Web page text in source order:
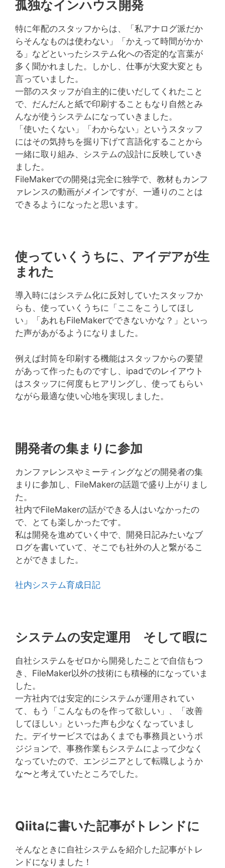
孤独なインハウス開発
特に年配のスタッフからは、「私アナログ派だか
らそんなものは使わない」「かえって時間がかか
る」などといったシステム化への否定的な言葉が
多く聞かれました。しかし、仕事が大変大変とも
言っていました。
一部のスタッフが自主的に使いだしてくれたこと
で、だんだんと紙で印刷することもなり自然とみ
んなが使うシステムになっていきました。
「使いたくない」「わからない」というスタッフ
にはその気持ちを掘り下げて言語化することから
一緒に取り組み、システムの設計に反映していき
ました。
FileMakerでの開発は完全に独学で、教材もカンフ
ァレンスの動画がメインですが、一通りのことは
できるようになったと思います。
使っていくうちに、アイデアが生
まれた
導入時にはシステム化に反対していたスタッフか
らも、使っていくうちに「ここをこうしてほし
い」「あれもFileMakerでできないかな？」といっ
た声があがるようになりました。
例えば封筒を印刷する機能はスタッフからの要望
があって作ったものですし、ipadでのレイアウト
はスタッフに何度もヒアリングし、使ってもらい
ながら最適な使い心地を実現しました。
開発者の集まりに参加
カンファレンスやミーティングなどの開発者の集
まりに参加し、FileMakerの話題で盛り上がりまし
た。
社内でFileMakerの話ができる人はいなかったの
で、とても楽しかったです。
私は開発を進めていく中で、開発日記みたいなブ
ログを書いていて、そこでも社外の人と繋がるこ
とができました。
社内システム育成日記
システムの安定運用 そして暇に
自社システムをゼロから開発したことで自信もつ
き、FileMaker以外の技術にも積極的になっていま
した。
一方社内では安定的にシステムが運用されてい
て、もう「こんなものを作って欲しい」、「改善
してほしい」といった声も少なくなっていまし
た。デイサービスではあくまでも事務員というポ
ジジョンで、事務作業もシステムによって少なく
なっていたので、エンジニアとして転職しようか
な〜と考えていたところでした。
Qiitaに書いた記事がトレンドに
そんなときに自社システムを紹介した記事がトレ
ンドになりました！